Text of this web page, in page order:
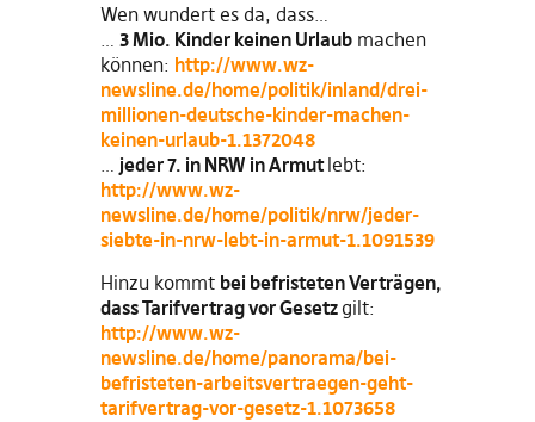
Wen wundert es da, dass…
… 3 Mio. Kinder keinen Urlaubmachen
können: http://www.wz-
newsline.de/home/politik/inland/drei-
millionen-deutsche-kinder-machen-
keinen-urlaub-1.1372048
… jeder 7. in NRW in Armutlebt:
http://www.wz-
newsline.de/home/politik/nrw/jeder-
siebte-in-nrw-lebt-in-armut-1.1091539
Hinzu kommt bei befristeten Verträgen,
dass Tarifvertrag vor Gesetz gilt:
http://www.wz-
newsline.de/home/panorama/bei-
befristeten-arbeitsvertraegen-geht-
tarifvertrag-vor-gesetz-1.1073658